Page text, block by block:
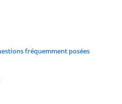
fréquemment posées